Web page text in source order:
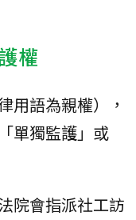
權
用語為親權），
單獨監護」或
院會指派社工訪